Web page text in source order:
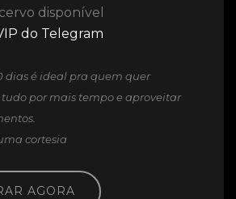
disponível
do Telegram
dias é ideal pra quem quer
por mais tempo e aproveitar
cortesia
AGORA